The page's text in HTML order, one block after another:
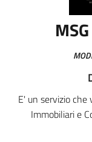
E' un servizio
Immobiliari e